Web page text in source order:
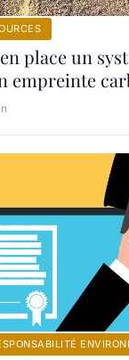
place un
empreinte